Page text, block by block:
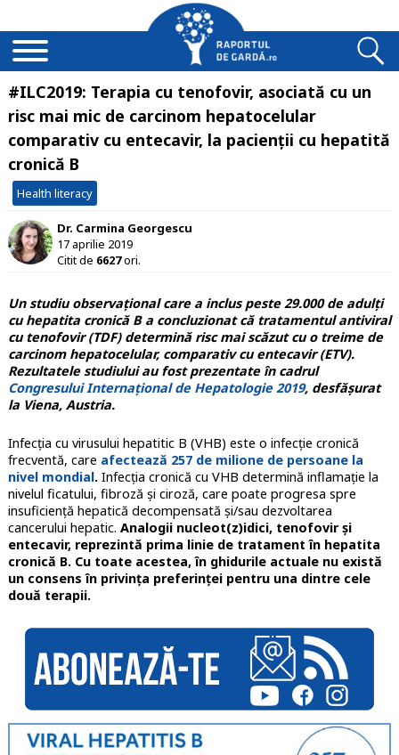
#ILC2019: Terapia cu tenofovir, asociată cu un
risc mai mic de carcinom hepatocelular
comparativ cu entecavir, la pacienții cu hepatită
cronică B
Health literacy
Dr. Carmina Georgescu
17 aprilie 2019
Citit de 6627ori.
Un studiu observațional care a inclus peste 29.000 de adulți
cu hepatita cronică B a concluzionat că tratamentul antiviral
cu tenofovir (TDF) determină risc mai scăzut cu o treime de
carcinom hepatocelular, comparativ cu entecavir (ETV).
Rezultatele studiului au fost prezentate în cadrul
Congresului Internațional de Hepatologie 2019, desfășurat
la Viena, Austria.
Infecția cu virusului hepatitic B (VHB) este o infecție cronică
frecventă, care afectează 257 de milione de persoane la
nivel mondial.Infecția cronică cu VHB determină inflamație la
nivelul ficatului, fibroză și ciroză, care poate progresa spre
insuficiență hepatică decompensată și/sau dezvoltarea
cancerului hepatic. Analogii nucleot(z)idici, tenofovir și
entecavir, reprezintă prima linie de tratament în hepatita
cronică B. Cu toate acestea, în ghidurile actuale nu există
un consens în privința preferinței pentru una dintre cele
două terapii.